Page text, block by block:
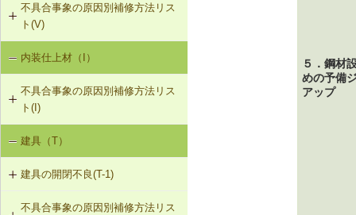
や物の落下音等の床衝撃音）（SO-
2）
界壁に係る遮音不良（界壁からの透
過音）（SO-3）
外壁開口部に係る遮音不良（外部開
口部からの透過音）（SO-4）
V-3-001 換気扇・ダクト等の交換工
事
V-3-002 水栓の取付け直し
V-3-003 器具用通気弁の取付け
V-3-004 遮音性能のある換気フード
への交換
V-3-005 駐輪機からの音・振動の伝
不具合事象の原因別補修方法リス
ト(V)
床振動（V-1）
水平振動（V-2）
設備からの騒音、振動（V-3）
内装仕上材（I）
不具合事象の原因別補修方法リス
ト(I)
内装仕上材の汚損（I-1）
内装仕上材のひび割れ、はがれ等
（I-2）
建具（T）
建具の開閉不良(T-1)
T-1-001 丁番の取付け調整
不具合事象の原因別補修方法リス
５．鋼材
めの予備
アップ